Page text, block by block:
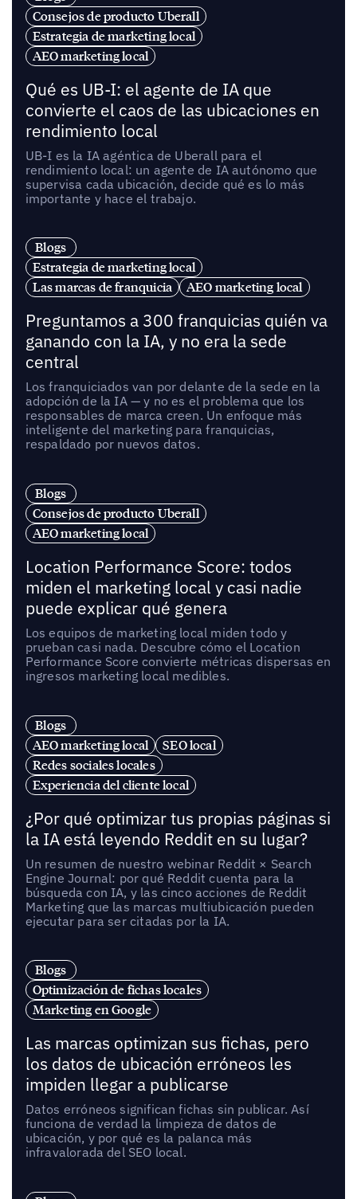
Consejos de producto Uberall
Estrategia de marketing local
AEO marketing local
Qué es UB-I: el agente de IA que
convierte el caos de las ubicaciones en
rendimiento local
UB-I es la IA agéntica de Uberall para el
rendimiento local: un agente de IA autónomo que
supervisa cada ubicación, decide qué es lo más
importante y hace el trabajo.
Blogs
Estrategia de marketing local
Las marcas de franquicia
AEO marketing local
Preguntamos a 300 franquicias quién va
ganando con la IA, y no era la sede
central
Los franquiciados van por delante de la sede en la
adopción de la IA — y no es el problema que los
responsables de marca creen. Un enfoque más
inteligente del marketing para franquicias,
respaldado por nuevos datos.
Blogs
Consejos de producto Uberall
AEO marketing local
Location Performance Score: todos
miden el marketing local y casi nadie
puede explicar qué genera
Los equipos de marketing local miden todo y
prueban casi nada. Descubre cómo el Location
Performance Score convierte métricas dispersas en
ingresos marketing local medibles.
Blogs
AEO marketing local
SEO local
Redes sociales locales
Experiencia del cliente local
¿Por qué optimizar tus propias páginas si
la IA está leyendo Reddit en su lugar?
Un resumen de nuestro webinar Reddit × Search
Engine Journal: por qué Reddit cuenta para la
búsqueda con IA, y las cinco acciones de Reddit
Marketing que las marcas multiubicación pueden
ejecutar para ser citadas por la IA.
Blogs
Optimización de fichas locales
Marketing en Google
Las marcas optimizan sus fichas, pero
los datos de ubicación erróneos les
impiden llegar a publicarse
Datos erróneos significan fichas sin publicar. Así
funciona de verdad la limpieza de datos de
ubicación, y por qué es la palanca más
infravalorada del SEO local.